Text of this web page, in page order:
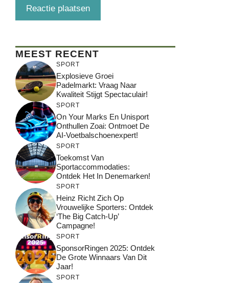
MEEST RECENT
SPORT
Explosieve Groei
Padelmarkt: Vraag Naar
Kwaliteit Stijgt Spectaculair!
SPORT
On Your Marks En Unisport
Onthullen Zoai: Ontmoet De
AI-Voetbalschoenexpert!
SPORT
Toekomst Van
Sportaccommodaties:
Ontdek Het In Denemarken!
SPORT
Heinz Richt Zich Op
Vrouwelijke Sporters: Ontdek
‘The Big Catch-Up’
Campagne!
SPORT
SponsorRingen 2025: Ontdek
De Grote Winnaars Van Dit
Jaar!
SPORT